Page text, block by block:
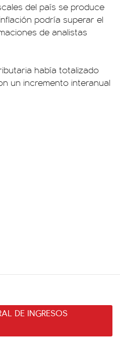
del país se produce
podría superar el
de analistas
había totalizado
un incremento interanual
DE INGRESOS